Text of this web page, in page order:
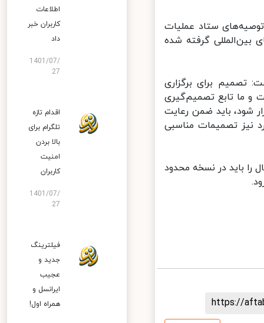
ستاد عملیات
گرفته شده
برای برگزاری
و ما تابع تصمیم‌گیری
شود، باید ضمن رعایت
نیز تصمیمات مناسبی
باید در نسخه محدود
https://
اطلاعات
کاربران خبر
داد
1401/07/
27
اقدام تازه
تلگرام برای
بالا بردن
امنیت
کاربران
1401/07/
27
فیلترینگ
جدید و
عجیب
ایرانسل و
همراه اول!